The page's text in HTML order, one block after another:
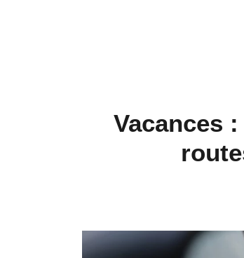
Vacances